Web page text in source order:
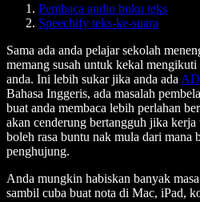
Pembaca audio buku teks
Speechify teks-ke-suara
Sama ada anda pelajar sekolah
memang susah untuk kekal
anda. Ini lebih sukar jika anda ada
Bahasa Inggeris, ada masalah
buat anda membaca lebih perlahan
akan cenderung bertangguh jika
boleh rasa buntu nak mula dari mana
penghujung.
Anda mungkin habiskan banyak
sambil cuba buat nota di Mac, iPad,